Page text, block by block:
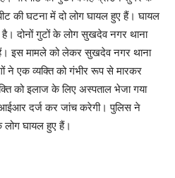
की घटना में दो लोग घायल हुए हैं। घायल
दोनों गुटों के लोग सुखदेव नगर थाना
इस मामले को लेकर सुखदेव नगर थाना
ने एक व्यक्ति को गंभीर रूप से मारकर
को इलाज के लिए अस्पताल भेजा गया
दर्ज कर जांच करेगी। पुलिस ने
लोग घायल हुए हैं।